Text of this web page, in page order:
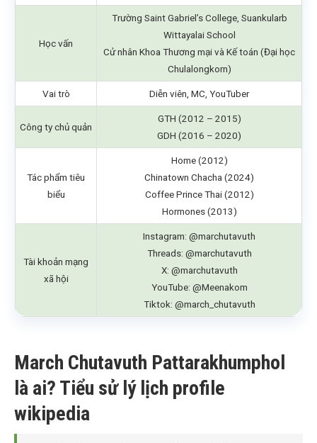
Học vấn
Trường Saint Gabriel’s College, Suankularb
Wittayalai School
Cử nhân Khoa Thương mại và Kế toán (Đại học
Chulalongkorn)
Vai trò Diễn viên, MC, YouTuber
Công ty chủ quản
GTH (2012 – 2015)
GDH (2016 – 2020)
Tác phẩm tiêu
biểu
Home (2012)
Chinatown Chacha (2024)
Coffee Prince Thai (2012)
Hormones (2013)
Tài khoản mạng
xã hội
Instagram: @marchutavuth
Threads: @marchutavuth
X: @marchutavuth
YouTube: @Meenakom
Tiktok: @march_chutavuth
March Chutavuth Pattarakhumphol
là ai? Tiểu sử lý lịch profile
wikipedia